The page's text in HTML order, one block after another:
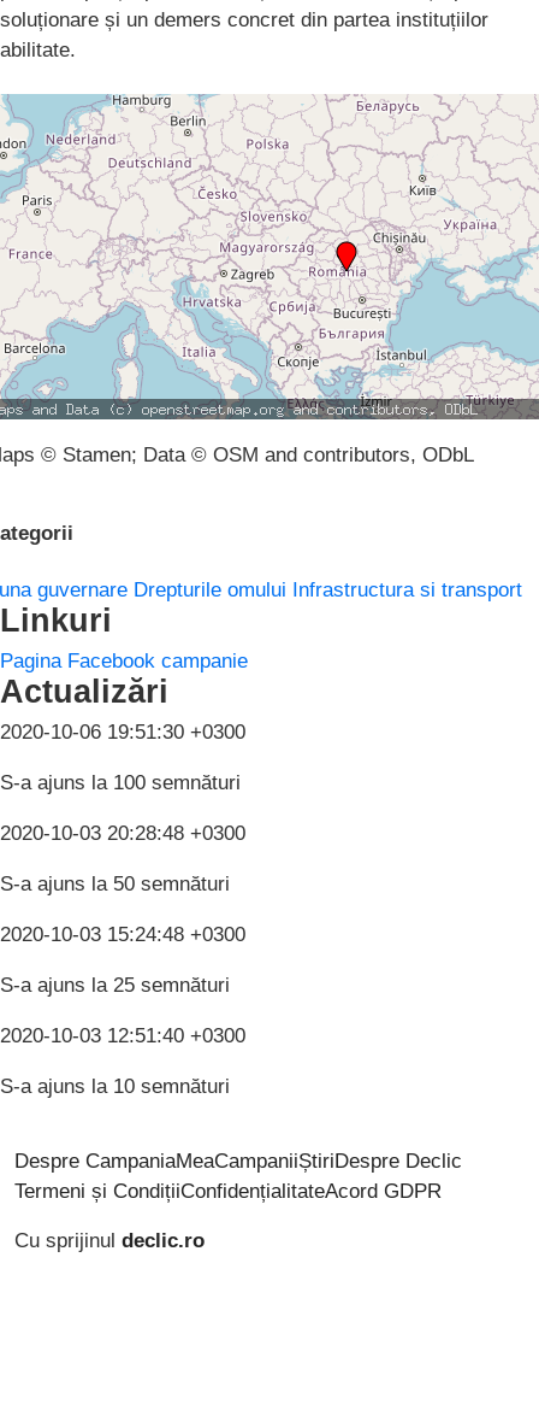
soluționare și un demers concret din partea instituțiilor
abilitate.
© Stamen; Data © OSM and contributors, ODbL
guvernare Drepturile omului Infrastructura si transport
Linkuri
Pagina Facebook campanie
Actualizări
2020-10-06 19:51:30 +0300
S-a ajuns la 100 semnături
2020-10-03 20:28:48 +0300
S-a ajuns la 50 semnături
2020-10-03 15:24:48 +0300
S-a ajuns la 25 semnături
2020-10-03 12:51:40 +0300
S-a ajuns la 10 semnături
Despre CampaniaMeaCampaniiȘtiriDespre Declic
Termeni și CondițiiConfidențialitateAcord GDPR
Cu sprijinul declic.ro